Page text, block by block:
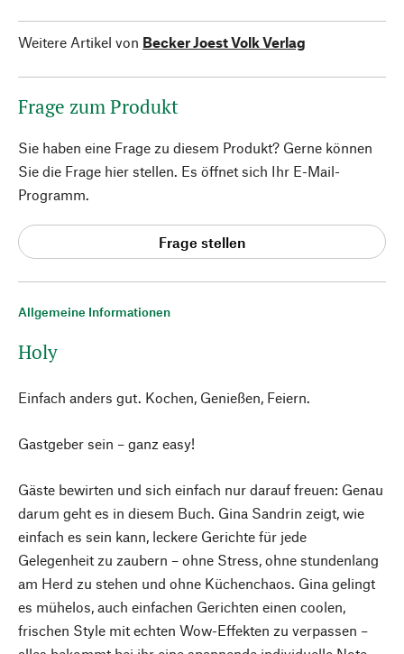
Allgemeine Informationen
Holy
Einfach anders gut. Kochen, Genießen, Feiern.
Gastgeber sein – ganz easy!
Gäste bewirten und sich einfach nur darauf freuen: Genau
darum geht es in diesem Buch. Gina Sandrin zeigt, wie
einfach es sein kann, leckere Gerichte für jede
Gelegenheit zu zaubern – ohne Stress, ohne stundenlang
am Herd zu stehen und ohne Küchenchaos. Gina gelingt
es mühelos, auch einfachen Gerichten einen coolen,
frischen Style mit echten Wow-Effekten zu verpassen –
Weitere Artikel von Becker Joest Volk Verlag
Frage zum Produkt
Sie haben eine Frage zu diesem Produkt? Gerne können
Sie die Frage hier stellen. Es öffnet sich Ihr E-Mail-
Programm.
Frage stellen